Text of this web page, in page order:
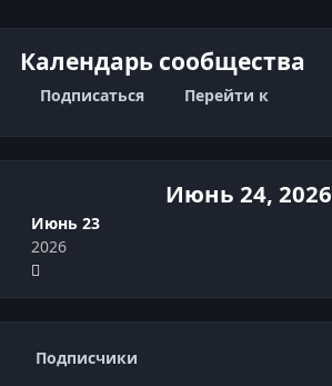
Календарь сообщества
Подписаться Перейти к
Июнь 23
2026
Июнь 24, 2026
Подписчики